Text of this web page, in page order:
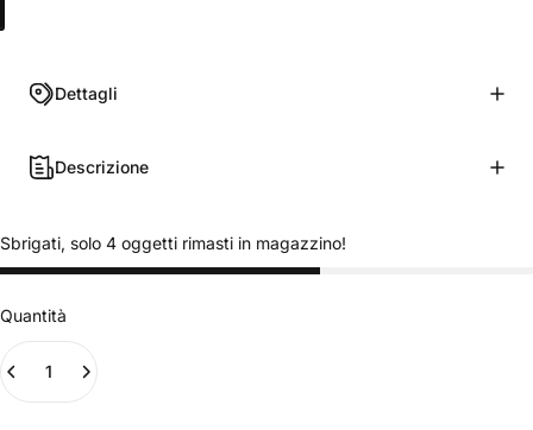
Dettagli
Descrizione
Sbrigati, solo 4 oggetti rimasti in magazzino!
Quantità